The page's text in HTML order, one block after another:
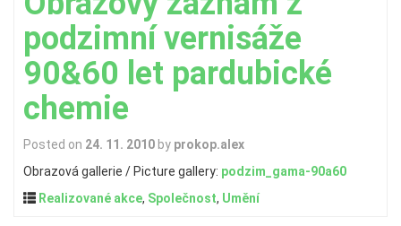
podzimní vernisáže
90&60 let pardubické
chemie
Posted on 24. 11. 2010 by prokop.alex
Obrazová gallerie / Picture gallery: podzim_gama-90a60
Realizované akce, Společnost, Umění